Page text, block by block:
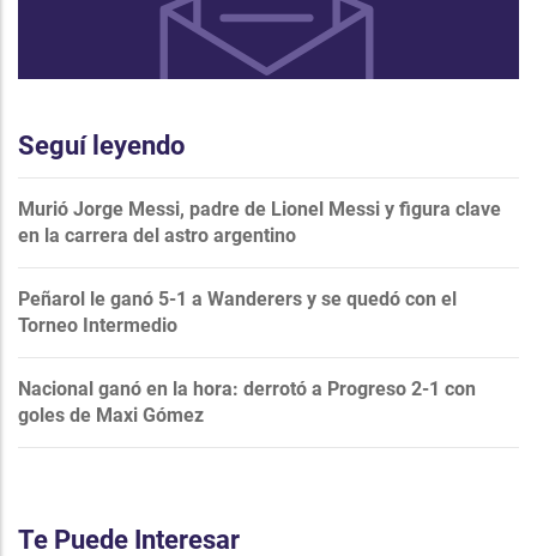
Seguí leyendo
Murió Jorge Messi, padre de Lionel Messi y figura clave
en la carrera del astro argentino
Peñarol le ganó 5-1 a Wanderers y se quedó con el
Torneo Intermedio
Nacional ganó en la hora: derrotó a Progreso 2-1 con
goles de Maxi Gómez
Te Puede Interesar